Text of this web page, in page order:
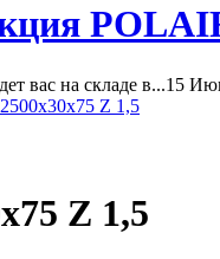
вас на складе в...15
Z 1,5
Z 1,5